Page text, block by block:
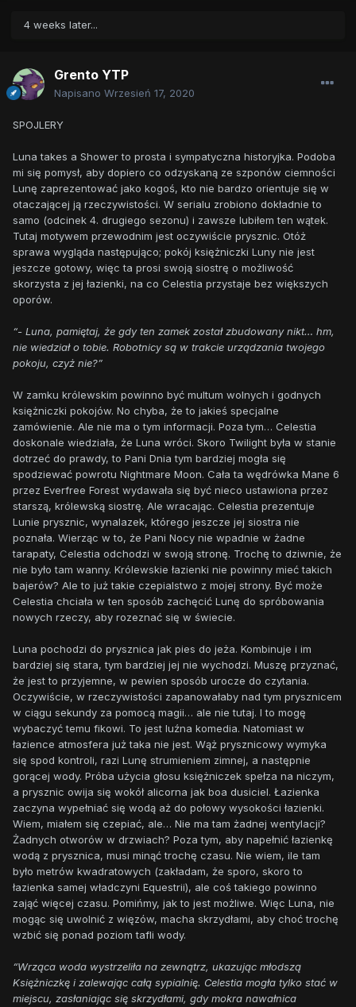
4 weeks later...
Grento YTP
Napisano Wrzesień 17, 2020
SPOJLERY
Luna takes a Shower to prosta i sympatyczna historyjka. Podoba
mi się pomysł, aby dopiero co odzyskaną ze szponów ciemności
Lunę zaprezentować jako kogoś, kto nie bardzo orientuje się w
otaczającej ją rzeczywistości. W serialu zrobiono dokładnie to
samo (odcinek 4. drugiego sezonu) i zawsze lubiłem ten wątek.
Tutaj motywem przewodnim jest oczywiście prysznic. Otóż
sprawa wygląda następująco; pokój księżniczki Luny nie jest
jeszcze gotowy, więc ta prosi swoją siostrę o możliwość
skorzysta z jej łazienki, na co Celestia przystaje bez większych
oporów.
“- Luna, pamiętaj, że gdy ten zamek został zbudowany nikt… hm,
nie wiedział o tobie. Robotnicy są w trakcie urządzania twojego
pokoju, czyż nie?”
W zamku królewskim powinno być multum wolnych i godnych
księżniczki pokojów. No chyba, że to jakieś specjalne
zamówienie. Ale nie ma o tym informacji. Poza tym… Celestia
doskonale wiedziała, że Luna wróci. Skoro Twilight była w stanie
dotrzeć do prawdy, to Pani Dnia tym bardziej mogła się
spodziewać powrotu Nightmare Moon. Cała ta wędrówka Mane 6
przez Everfree Forest wydawała się być nieco ustawiona przez
starszą, królewską siostrę. Ale wracając. Celestia prezentuje
Lunie prysznic, wynalazek, którego jeszcze jej siostra nie
poznała. Wierząc w to, że Pani Nocy nie wpadnie w żadne
tarapaty, Celestia odchodzi w swoją stronę. Trochę to dziwnie, że
nie było tam wanny. Królewskie łazienki nie powinny mieć takich
bajerów? Ale to już takie czepialstwo z mojej strony. Być może
Celestia chciała w ten sposób zachęcić Lunę do spróbowania
nowych rzeczy, aby rozeznać się w świecie.
Luna pochodzi do prysznica jak pies do jeża. Kombinuje i im
bardziej się stara, tym bardziej jej nie wychodzi. Muszę przyznać,
że jest to przyjemne, w pewien sposób urocze do czytania.
Oczywiście, w rzeczywistości zapanowałaby nad tym prysznicem
w ciągu sekundy za pomocą magii… ale nie tutaj. I to mogę
wybaczyć temu fikowi. To jest luźna komedia. Natomiast w
łazience atmosfera już taka nie jest. Wąż prysznicowy wymyka
się spod kontroli, razi Lunę strumieniem zimnej, a następnie
gorącej wody. Próba użycia głosu księżniczek spełza na niczym,
a prysznic owija się wokół alicorna jak boa dusiciel. Łazienka
zaczyna wypełniać się wodą aż do połowy wysokości łazienki.
Wiem, miałem się czepiać, ale… Nie ma tam żadnej wentylacji?
Żadnych otworów w drzwiach? Poza tym, aby napełnić łazienkę
wodą z prysznica, musi minąć trochę czasu. Nie wiem, ile tam
było metrów kwadratowych (zakładam, że sporo, skoro to
łazienka samej władczyni Equestrii), ale coś takiego powinno
zająć więcej czasu. Pomińmy, jak to jest możliwe. Więc Luna, nie
mogąc się uwolnić z więzów, macha skrzydłami, aby choć trochę
wzbić się ponad poziom tafli wody.
“Wrząca woda wystrzeliła na zewnątrz, ukazując młodszą
Księżniczkę i zalewając całą sypialnię. Celestia mogła tylko stać w
miejscu, zasłaniając się skrzydłami, gdy mokra nawałnica